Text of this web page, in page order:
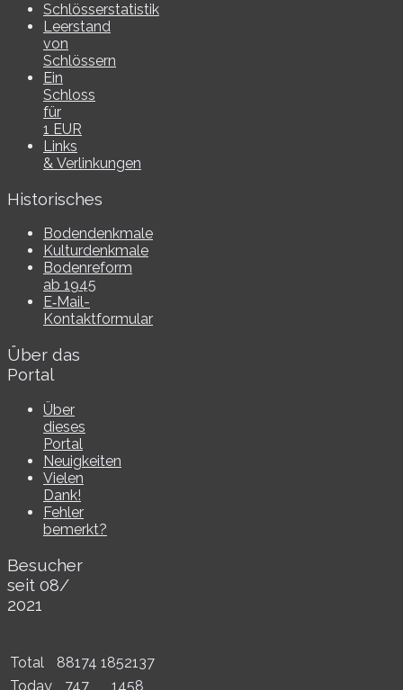
Schlösserstatistik
Leerstand
von
Schlössern
Ein
Schloss
für
1 EUR
Links
& Verlinkungen
Historisches
Bodendenkmale
Kulturdenkmale
Bodenreform
ab 1945
E‑Mail-​​
Kontaktformular
Über das
Portal
Über
dieses
Portal
Neuigkeiten
Vielen
Dank!
Fehler
bemerkt?
Besucher
seit 08/​
2021
Total 88174 1852137
Today
747 1458